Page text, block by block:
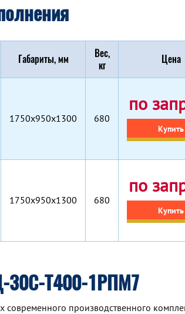
Габариты, мм
Вес,
кг
Цена
1750x950x1300 680
по
Купить
1750x950x1300 680
по
Купить
30С-Т400-1РПМ7
производственного